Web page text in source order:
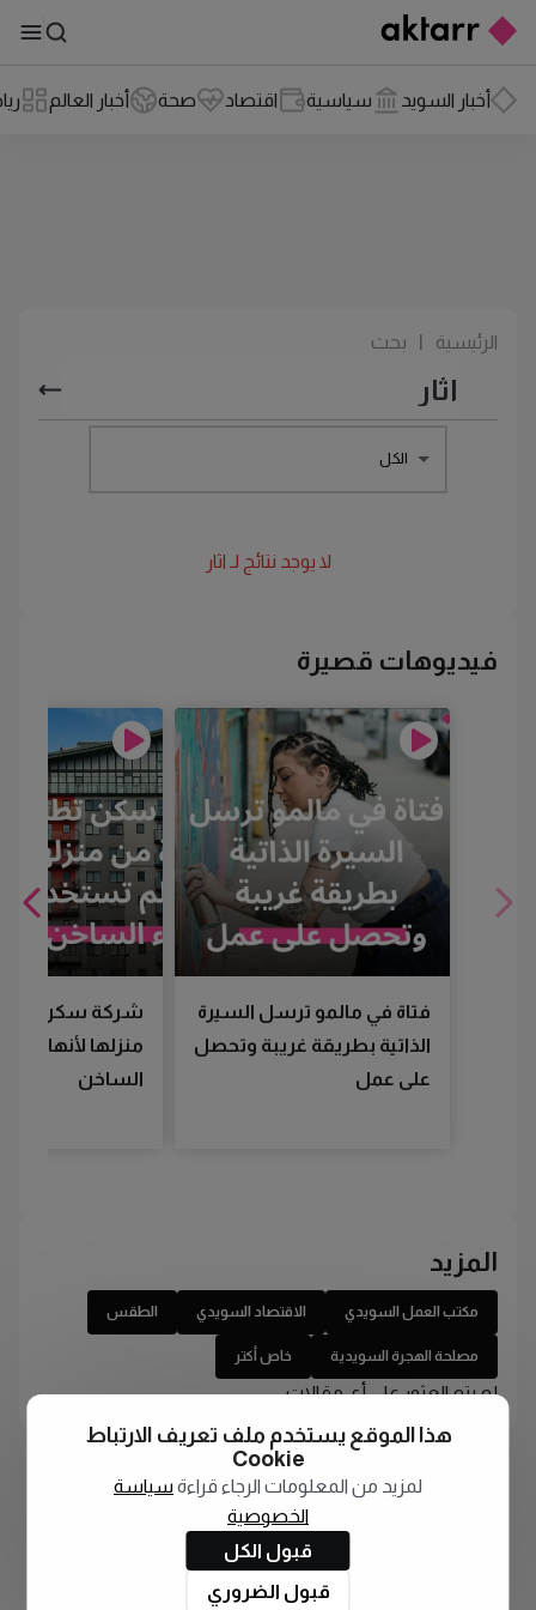
أخبار السويد سياسية اقتصاد صحة أخبار العالم
الرئيسية بحث
الكل
لا يوجد نتائج لـ اثار
فيديوهات قصيرة
فتاة في مالمو ترسل السيرة
الذاتية بطريقة غريبة وتحصل
على عمل
شركة سكن
منزلها لأنها لم
الساخن
المزيد
مكتب العمل السويدي الاقتصاد السويدي الطقس
مصلحة الهجرة السويدية خاص أكتر
لم يتم العثور على أي مقالات
هذا الموقع يستخدم ملف تعريف الارتباط
Cookie
لمزيد من المعلومات الرجاء قراءة سياسة
الخصوصية
قبول الكل
قبول الضروري